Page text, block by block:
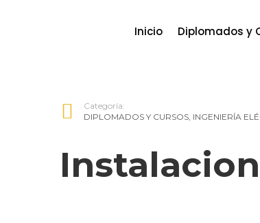
Inicio Diplomados y
Categoría:
DIPLOMADOS Y CURSOS, INGENIERÍA